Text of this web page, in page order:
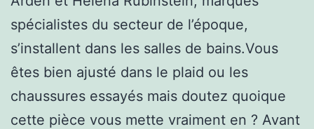
spécialistes du secteur de l’époque,
s’installent dans les salles de bains.Vous
êtes bien ajusté dans le plaid ou les
chaussures essayés mais doutez quoique
cette pièce vous mette vraiment en ? Avant